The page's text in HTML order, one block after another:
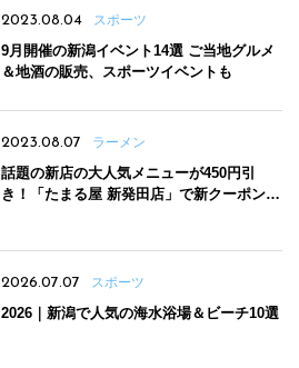
2023.08.04 スポーツ
9月開催の新潟イベント14選 ご当地グルメ
＆地酒の販売、スポーツイベントも
2023.08.07 ラーメン
話題の新店の大人気メニューが450円引
き！「たまる屋 新発田店」で新クーポン登
2026.07.07 スポーツ
2026｜新潟で人気の海水浴場＆ビーチ10選